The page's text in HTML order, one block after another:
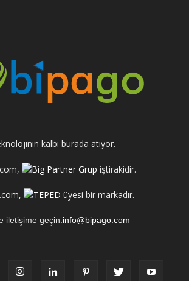
kalbi burada atıyor.
iştirakidir.
üyesi bir markadır.
iletişime geçin:info@bipago.com